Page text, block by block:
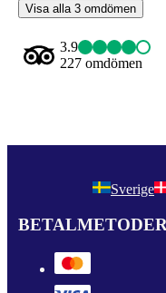
Visa alla 3 omdömen
3.9
227 omdömen
Sverige
BETALMETODER